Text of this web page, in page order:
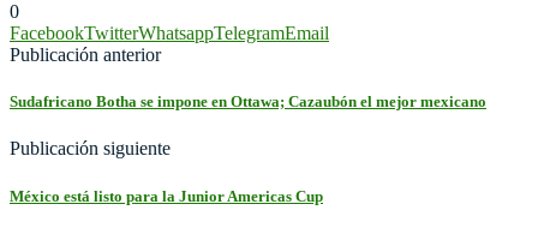
0
FacebookTwitterWhatsappTelegramEmail
Publicación anterior
Sudafricano Botha se impone en Ottawa; Cazaubón el mejor mexicano
Publicación siguiente
México está listo para la Junior Americas Cup